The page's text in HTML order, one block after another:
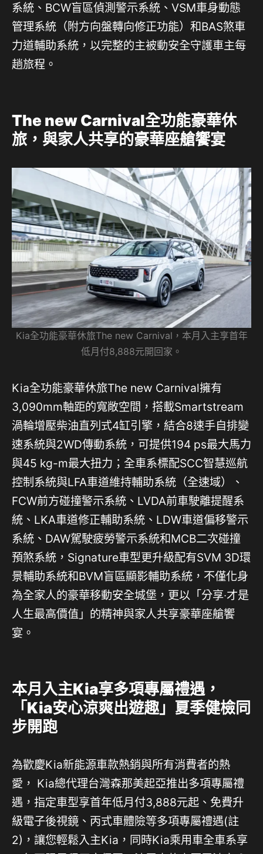
系統、BCW盲區偵測警示系統、VSM車身動態
管理系統（附方向盤轉向修正功能）和BAS煞車
力道輔助系統，以完整的主被動安全守護車主每
趟旅程。
The new Carnival全功能豪華休
旅，與家人共享的豪華座艙饗宴
Kia全功能豪華休旅The new Carnival，本月入主享首年
低月付8,888元開回家。
Kia全功能豪華休旅The new Carnival擁有
3,090mm軸距的寬敞空間，搭載Smartstream
渦輪增壓柴油直列式4缸引擎，結合8速手自排變
速系統與2WD傳動系統，可提供194 ps最大馬力
與45 kg-m最大扭力；全車系標配SCC智慧巡航
控制系統與LFA車道維持輔助系統（全速域）、
FCW前方碰撞警示系統、LVDA前車駛離提醒系
統、LKA車道修正輔助系統、LDW車道偏移警示
系統、DAW駕駛疲勞警示系統和MCB二次碰撞
預煞系統，Signature車型更升級配有SVM 3D環
景輔助系統和BVM盲區顯影輔助系統，不僅化身
為全家人的豪華移動安全城堡，更以「分享‧才是
人生最高價值」的精神與家人共享豪華座艙饗
宴。
本月入主Kia享多項專屬禮遇，
「Kia安心涼爽出遊趣」夏季健檢同
步開跑
為歡慶Kia新能源車款熱銷與所有消費者的熱
愛， Kia總代理台灣森那美起亞推出多項專屬禮
遇，指定車型享首年低月付3,888元起、免費升
級電子後視鏡、丙式車體險等多項專屬禮遇(註
2)，讓您輕鬆入主Kia，同時Kia乘用車全車系享